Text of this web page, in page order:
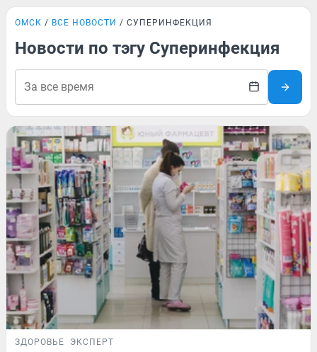
ОМСК ВСЕ НОВОСТИ СУПЕРИНФЕКЦИЯ
Новости по тэгу Суперинфекция
ЗДОРОВЬЕ ЭКСПЕРТ